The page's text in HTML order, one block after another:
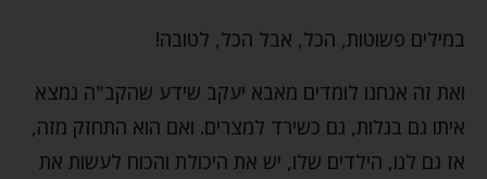
במילים פשוטות, הכל, אבל הכל, לטובה!
ואת זה אנחנו לומדים מאבא יעקב שידע שהקב"ה נמצא
איתו גם בגלות, גם כשירד למצרים. ואם הוא התחזק מזה,
אז גם לנו, הילדים שלו, יש את היכולת והכוח לעשות את